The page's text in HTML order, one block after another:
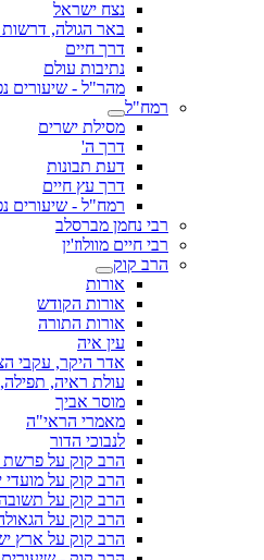
נצח ישראל
באר הגולה,
דרך חיים
נתיבות עולם
מהר"ל - שיעורים
רמח"ל
מסילת ישרים
דרך ה'
דעת תבונות
דרך עץ חיים
רמח"ל - שיעורים
רבי נחמן מברסלב
רבי חיים מוולוז'ין
הרב קוק
אורות
אורות הקודש
אורות התורה
עין איה
אדר היקר, עקבי
עולת ראיה,
מוסר אביך
מאמרי הראי"ה
לנבוכי הדור
הרב קוק על פרשת
הרב קוק על מועדי
הרב קוק על
הרב קוק על
הרב קוק על ארץ